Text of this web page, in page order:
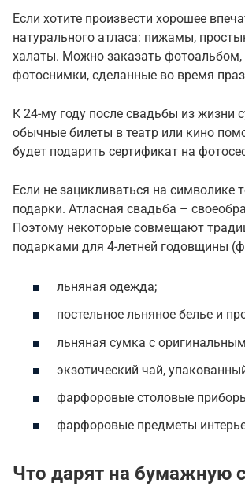
Если хотите произвести хорошее
натурального атласа: пижамы,
халаты. Можно заказать
фотоснимки, сделанные во время
К 24-му году после свадьбы из жизни
обычные билеты в театр или кино
будет подарить сертификат на
Если не зацикливаться на символике
подарки. Атласная свадьба –
Поэтому некоторые совмещают
подарками для 4-летней годовщины
льняная одежда;
постельное льняное белье и
льняная сумка с
экзотический чай,
фарфоровые столовые
фарфоровые предметы
Что дарят на бумажную